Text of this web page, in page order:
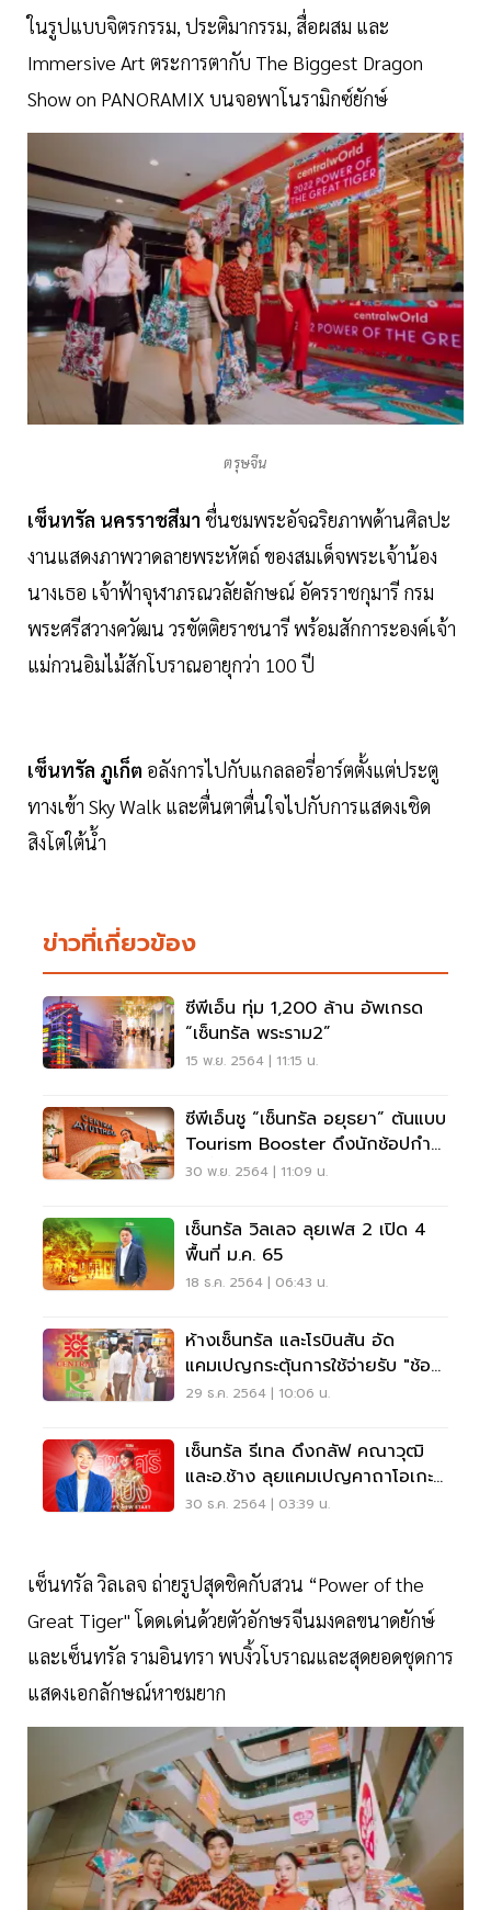
ในรูปแบบจิตรกรรม, ประติมากรรม, สื่อผสม และ
Immersive Art ตระการตากับ The Biggest Dragon
Show on PANORAMIX บนจอพาโนรามิกซ์ยักษ์
ตรุษจีน
เซ็นทรัล นครราชสีมา ชื่นชมพระอัจฉริยภาพด้านศิลปะ
งานแสดงภาพวาดลายพระหัตถ์ ของสมเด็จพระเจ้าน้อง
นางเธอ เจ้าฟ้าจุฬาภรณวลัยลักษณ์ อัครราชกุมารี กรม
พระศรีสวางควัฒน วรขัตติยราชนารี พร้อมสักการะองค์เจ้า
แม่กวนอิมไม้สักโบราณอายุกว่า 100 ปี
เซ็นทรัล ภูเก็ต อลังการไปกับแกลลอรี่อาร์ตตั้งแต่ประตู
ทางเข้า Sky Walk และตื่นตาตื่นใจไปกับการแสดงเชิด
สิงโตใต้น้ำ
ข่าวที่เกี่ยวข้อง
ซีพีเอ็น ทุ่ม 1,200 ล้าน อัพเกรด
“เซ็นทรัล พระราม2”
15 พ.ย. 2564 | 11:15 น.
ซีพีเอ็นชู “เซ็นทรัล อยุธยา” ต้นแบบ
Tourism Booster ดึงนักช้อปกำ
ลังซื้อสูง
30 พ.ย. 2564 | 11:09 น.
เซ็นทรัล วิลเลจ ลุยเฟส 2 เปิด 4
พื้นที่ ม.ค. 65
18 ธ.ค. 2564 | 06:43 น.
ห้างเซ็นทรัล และโรบินสัน อัด
แคมเปญกระตุ้นการใช้จ่ายรับ "ช้อ
ปดีมีคืน"
29 ธ.ค. 2564 | 10:06 น.
เซ็นทรัล รีเทล ดึงกลัฟ คณาวุฒิ
และอ.ช้าง ลุยแคมเปญคาถาโอเกะ
ประเดิมปี 65
30 ธ.ค. 2564 | 03:39 น.
เซ็นทรัล วิลเลจ ถ่ายรูปสุดชิคกับสวน “Power of the
Great Tiger" โดดเด่นด้วยตัวอักษรจีนมงคลขนาดยักษ์
และเซ็นทรัล รามอินทรา พบงิ้วโบราณและสุดยอดชุดการ
แสดงเอกลักษณ์หาชมยาก